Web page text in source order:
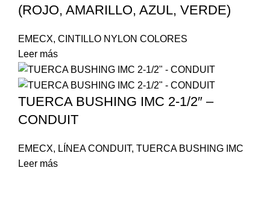
(ROJO, AMARILLO, AZUL, VERDE)
EMECX, CINTILLO NYLON COLORES
Leer más
TUERCA BUSHING IMC 2-1/2″ –
CONDUIT
EMECX, LÍNEA CONDUIT, TUERCA BUSHING IMC
Leer más